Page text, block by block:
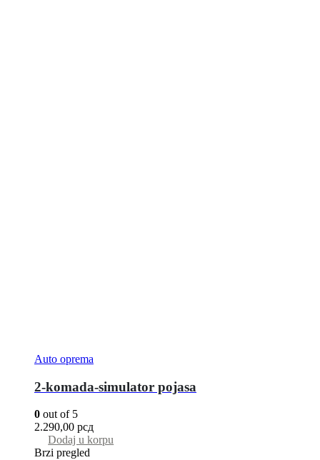
Auto oprema
2-komada-simulator pojasa
0 out of 5
2.290,00 рсд
Dodaj u korpu
Brzi pregled